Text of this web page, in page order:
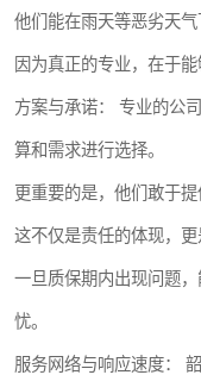
他们能在雨天等恶劣天
因为真正的专业，在于能
方案与承诺： 专业的公
算和需求进行选择。
更重要的是，他们敢于
这不仅是责任的体现，更
一旦质保期内出现问题
忧。
服务网络与响应速度：